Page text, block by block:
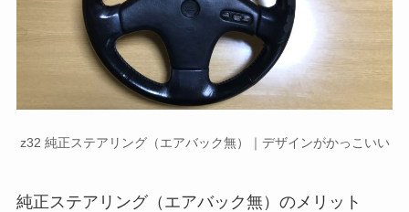
z32 純正ステアリング（エアバック無）｜デザインがかっこいい
純正ステアリング（エアバック無）のメリット